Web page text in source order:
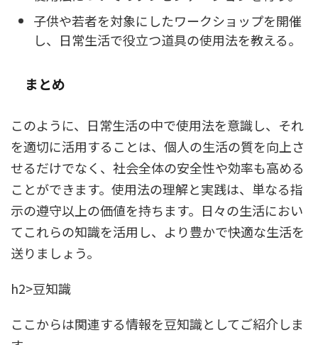
子供や若者を対象にしたワークショップを開催
し、日常生活で役立つ道具の使用法を教える。
まとめ
このように、日常生活の中で使用法を意識し、それ
を適切に活用することは、個人の生活の質を向上さ
せるだけでなく、社会全体の安全性や効率も高める
ことができます。使用法の理解と実践は、単なる指
示の遵守以上の価値を持ちます。日々の生活におい
てこれらの知識を活用し、より豊かで快適な生活を
送りましょう。
h2>豆知識
ここからは関連する情報を豆知識としてご紹介しま